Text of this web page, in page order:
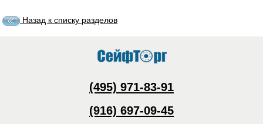
Назад к списку разделов
(495) 971-83-91
(916) 697-09-45